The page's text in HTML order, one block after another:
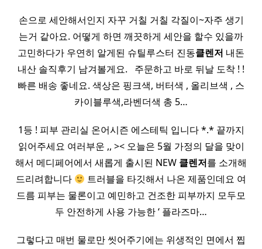
손으로 세안해서인지 자꾸 거칠 거칠 각질이~자주 생기
는거 같아요. 어떻게 하면 깨끗하게 세안을 할수 있을까
고민하다가 우연히 알게된 슈틸루스터 진동클렌저 내돈
내산 솔직후기 남겨볼게요. ​ ​ 주문하고 바로 뒤날 도착 ! !
빠른 배송 좋네요. 색상은 핑크색, 버터색 , 올리브색 , 스
카이블루색,라벤더색 총 5…
1등 ! 피부 관리실 온어시즌 에스테틱 입니다 *.* 끝까지
읽어주세요 여러부운 ,, >< 오늘은 5월 가정의 달을 맞이
해서 메디페어에서 새롭게 출시된 NEW 클렌저를 소개해
드리려합니다
트러블을 타깃해서 나온 제품인데요 여
드름 피부는 물론이고 예민하고 건조한 피부까지 모두모
두 안전하게 사용 가능한 ‘ 플라즈마…
그렇다고 매번 물로만 씻어주기에는 위생적인 면에서 찝